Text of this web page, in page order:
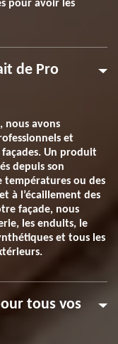
pour avoir les
de Pro
nous avons
et
Un produit
depuis son
températures ou des
à l’écaillement des
façade, nous
les enduits, le
et tous les
tous vos